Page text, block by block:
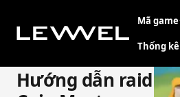
Mã game
Thống kê
Hướng dẫn raid